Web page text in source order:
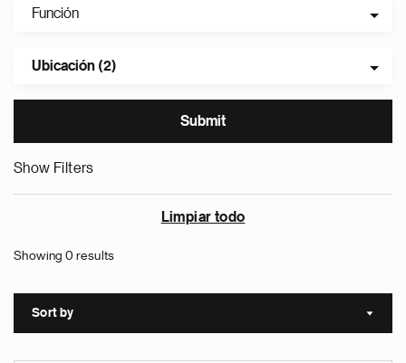
Función
Ubicación (2)
Show Filters
Limpiar todo
Showing 0 results
Sort by Sort